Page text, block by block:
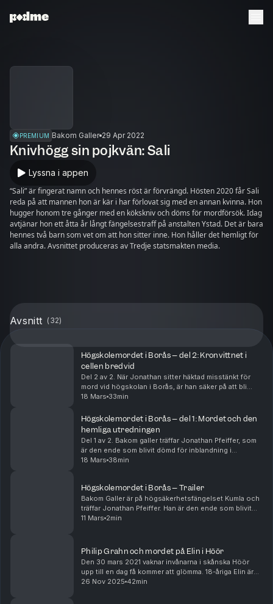
PREMIUM Bakom Galler 29 Apr 2022
Knivhögg sin pojkvän: Sali
Lyssna i appen
“Sali” är fingerat namn och hennes röst är förvrängd. Hösten 2020 får Sali
reda på att mannen hon är kär i har förlovat sig med en annan kvinna. Hon
hugger honom tre gånger med en kökskniv och döms för mordförsök. Idag
avtjänar hon ett åtta år långt fängelsestraff på anstalten Ystad. Det är bara
hennes två barn som vet om att hon sitter inne. Hon håller det hemligt för
alla andra. Avsnittet produceras av Tredje statsmakten media.
Avsnitt ( 32)
Högskolemordet i Borås – del 2: Kronvittnet i
cellen bredvid
Del 2 av 2. När Jonathan sitter häktad misstänkt för
mord vid högskolan i Borås, är han säker på att bli
friad. Det finns ingen teknisk bevisning, bara ett stort
18 Mars 33min
Högskolemordet i Borås – del 1: Mordet och den
hemliga utredningen
Del 1 av 2. Bakom galler träffar Jonathan Pfeiffer, som
är den ende som blivit dömd för inblandning i
Högskolemordet i Borås där en 25-årig man sköts till
18 Mars 38min
Högskolemordet i Borås – Trailer
Bakom Galler är på högsäkerhetsfängelset Kumla och
träffar Jonathan Pfeiffer. Han är den ende som blivit
dömd för inblandning i Högskolemordet i Borås där en
11 Mars 2min
Philip Grahn och mordet på Elin i Höör
Den 30 mars 2021 vaknar invånarna i skånska Höör
upp till en dag få kommer att glömma. 18-åriga Elin är
försvunnen. Hennes 27-årige vän Philip Grahn var den
26 Nov 2025 42min